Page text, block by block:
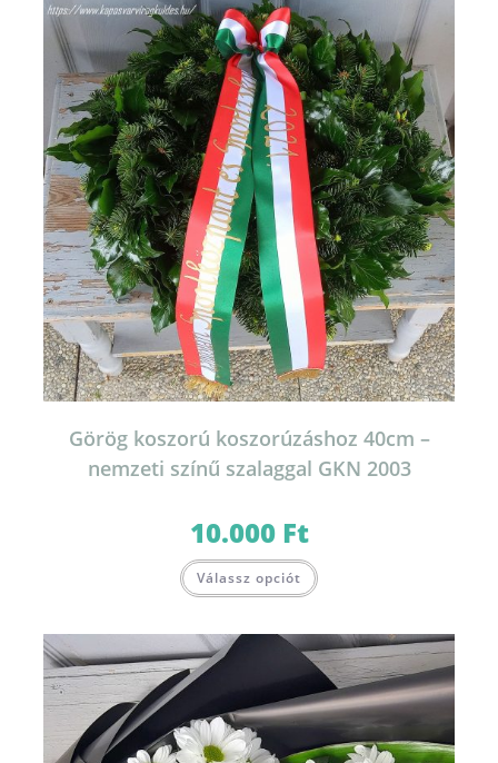
Görög koszorú koszorúzáshoz 40cm –
nemzeti színű szalaggal GKN 2003
10.000 Ft
Válassz opciót